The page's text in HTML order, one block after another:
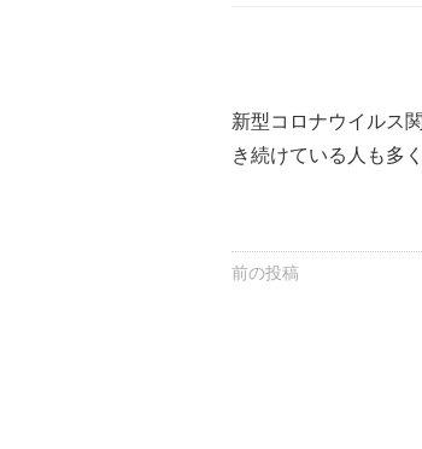
新型コロナウイルス
き続けている人も多
前の投稿